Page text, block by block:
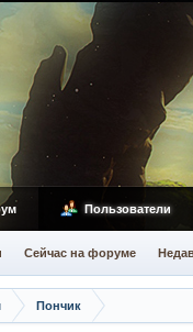
Пончик
Пользователи
Сейчас на форуме